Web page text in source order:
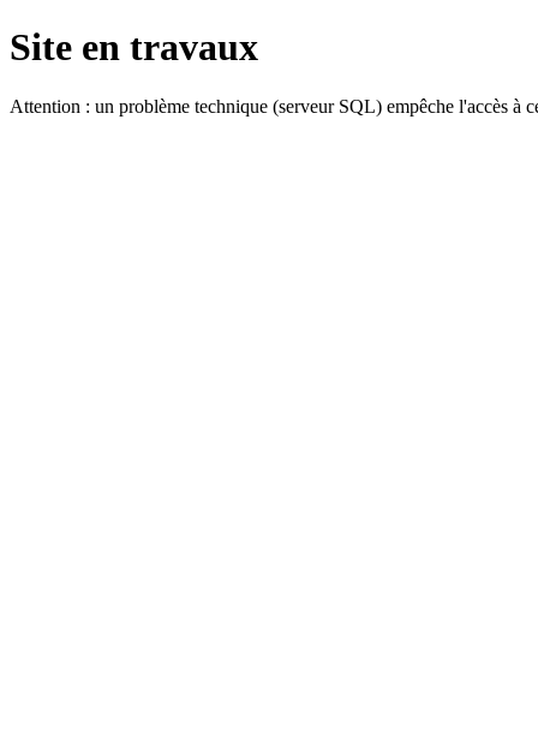
Site en travaux
Attention : un problème technique (serveur SQL) empêche l'accès à